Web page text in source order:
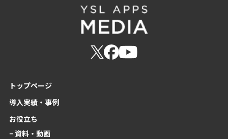
トップページ
導入実績・事例
お役立ち
− 資料・動画